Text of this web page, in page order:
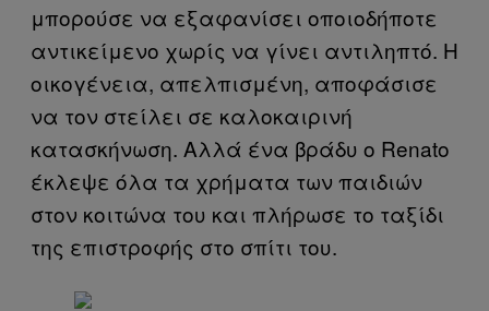
μπορούσε να εξαφανίσει οποιοδήποτε
αντικείμενο χωρίς να γίνει αντιληπτό. Η
οικογένεια, απελπισμένη, αποφάσισε
να τον στείλει σε καλοκαιρινή
κατασκήνωση. Αλλά ένα βράδυ ο Renato
έκλεψε όλα τα χρήματα των παιδιών
στον κοιτώνα του και πλήρωσε το ταξίδι
της επιστροφής στο σπίτι του.